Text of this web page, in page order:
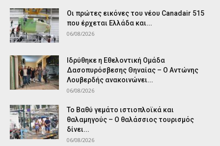
Οι πρώτες εικόνες του νέου Canadair 515
που έρχεται Ελλάδα και...
06/08/2026
Ιδρύθηκε η Εθελοντική Ομάδα
Δασοπυρόσβεσης Θηναίας – Ο Αντώνης
Λουβερδής ανακοινώνει...
06/08/2026
Το Βαθύ γεμάτο ιστιοπλοϊκά και
θαλαμηγούς – Ο θαλάσσιος τουρισμός
δίνει...
06/08/2026